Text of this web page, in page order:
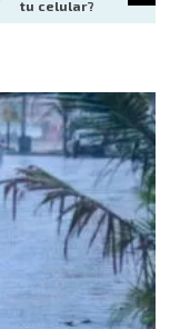
tu celular?